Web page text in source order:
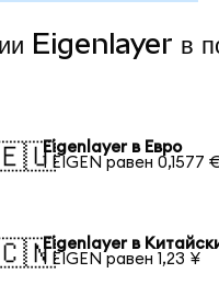
Eigenlayer в
Eigenlayer в Евро
1 EIGEN равен 0,1577
Eigenlayer в
1 EIGEN равен 1,23 ¥